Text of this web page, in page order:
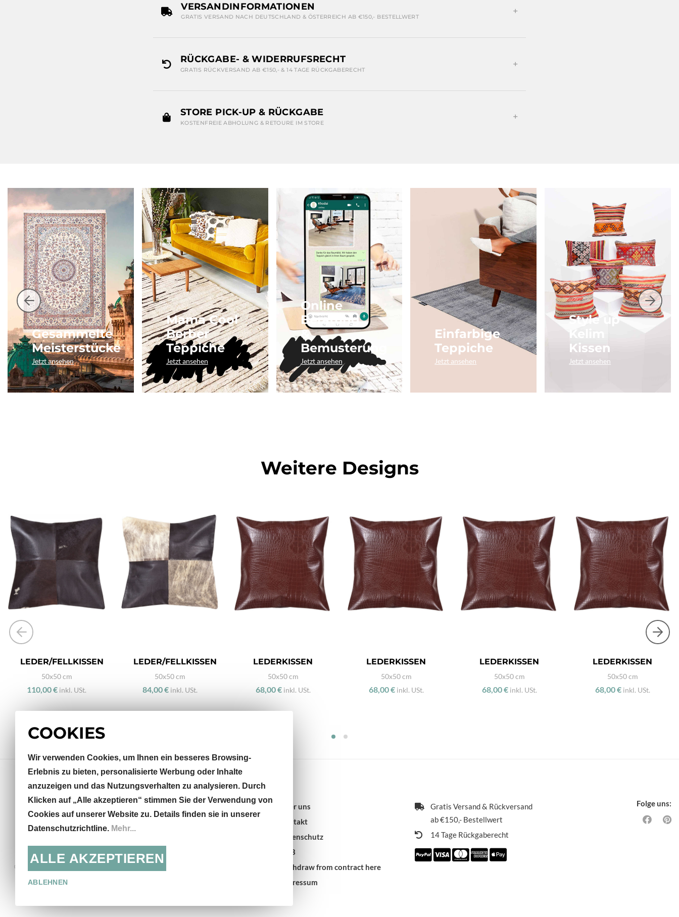
VERSANDINFORMATIONEN
GRATIS VERSAND NACH DEUTSCHLAND & ÖSTERREICH AB €150,- BESTELLWERT
RÜCKGABE- & WIDERRUFSRECHT
GRATIS RÜCKVERSAND AB €150,- & 14 TAGE RÜCKGABERECHT
STORE PICK-UP & RÜCKGABE
KOSTENFREIE ABHOLUNG & RETOURE IM STORE
Gesammelte
Meisterstücke
Jetzt ansehen
Mama Cool
Berber
Teppiche
Jetzt ansehen
Online
Beratung
&
Bemusterung
Jetzt ansehen
Einfarbige
Teppiche
Jetzt ansehen
Style up
Kelim
Kissen
Jetzt ansehen
Weitere Designs
LEDER/FELLKISSEN
50x50 cm
110,00 € inkl. USt.
LEDER/FELLKISSEN
50x50 cm
84,00 € inkl. USt.
LEDERKISSEN
50x50 cm
68,00 € inkl. USt.
LEDERKISSEN
50x50 cm
68,00 € inkl. USt.
LEDERKISSEN
50x50 cm
68,00 € inkl. USt.
LEDERKISSEN
50x50 cm
68,00 € inkl. USt.
COOKIES
Wir verwenden Cookies, um Ihnen ein besseres Browsing-
Erlebnis zu bieten, personalisierte Werbung oder Inhalte
anzuzeigen und das Nutzungsverhalten zu analysieren. Durch
Klicken auf „Alle akzeptieren“ stimmen Sie der Verwendung von
Cookies auf unserer Website zu. Details finden sie in unserer
Datenschutzrichtline. Mehr...
ALLE AKZEPTIEREN
ABLEHNEN
© KHODAI - Handmade Carpets
+43 662 871435
Über uns
Kontakt
Datenschutz
AGB
Withdraw from contract here
Impressum
Gratis Versand & Rückversand
ab €150,- Bestellwert
14 Tage Rückgaberecht
Folge uns: